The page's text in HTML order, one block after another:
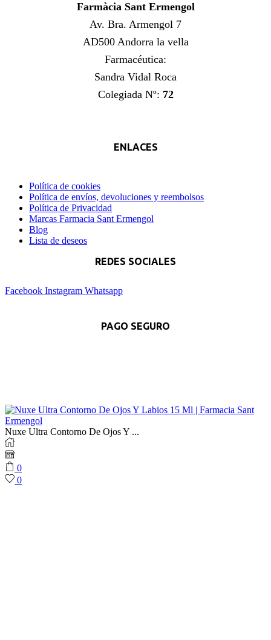
Farmàcia Sant Ermengol
Av. Bra. Armengol 7
AD500 Andorra la vella
Farmacéutica:
Sandra Vidal Roca
Colegiada Nº: 72
ENLACES
Política de cookies
Política de envíos, devoluciones y reembolsos
Política de Privacidad
Marcas Farmacia Sant Ermengol
Blog
Lista de deseos
REDES SOCIALES
Facebook Instagram Whatsapp
PAGO SEGURO
Nuxe Ultra Contorno De Ojos Y ...
0
0